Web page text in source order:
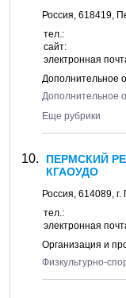
Россия, 618419,
тел.:
сайт:
электронная
Дополнительное
Дополнительное
Еще рубрики
ПЕРМСКИЙ
КГАОУДО
Россия, 614089, г.
тел.:
электронная
Организация и
Физкультурно-